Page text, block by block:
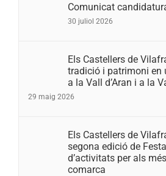
Comunicat
30 juliol 2026
Els Castellers de
tradició i patrimoni en
a la Vall d’Aran i a la
29 maig 2026
Els Castellers de
segona edició de
d’activitats per als
comarca